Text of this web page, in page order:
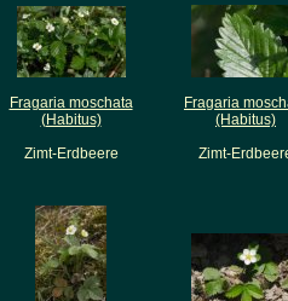
Fragaria moschata
(Habitus)
Zimt-Erdbeere
Fragaria
(Habitus)
Zimt-